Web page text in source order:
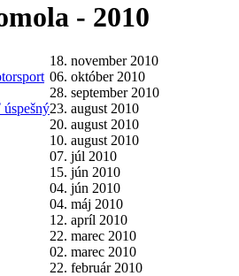
- 2010
18. november 2010
06. október 2010
28. september 2010
23. august 2010
20. august 2010
10. august 2010
07. júl 2010
15. jún 2010
04. jún 2010
04. máj 2010
12. apríl 2010
22. marec 2010
02. marec 2010
22. február 2010